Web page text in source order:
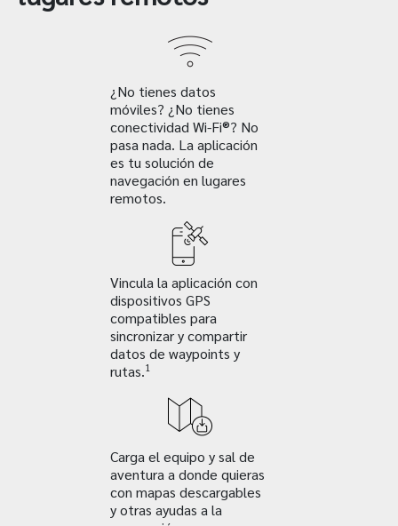
¿No tienes datos
móviles? ¿No tienes
conectividad Wi-Fi®? No
pasa nada. La aplicación
es tu solución de
navegación en lugares
remotos.
Vincula la aplicación con
dispositivos GPS
compatibles para
sincronizar y compartir
datos de waypoints y
rutas.1
Carga el equipo y sal de
aventura a donde quieras
con mapas descargables
y otras ayudas a la